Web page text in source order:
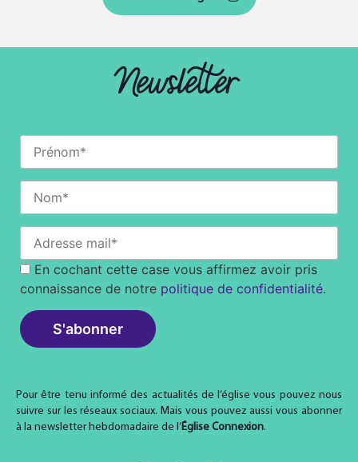
Pour être tenu informé des actualités de l’église vous pouvez nous
suivre sur les réseaux sociaux. Mais vous pouvez aussi vous abonner
à la newsletter hebdomadaire de l’Église Connexion.
Newsletter
En cochant cette case vous affirmez avoir pris
connaissance de notre politique de confidentialité.